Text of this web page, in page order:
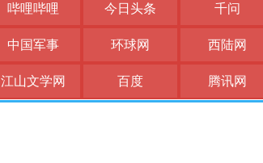
江山文学网 百度 腾讯网
中国军事 环球网 西陆网
哔哩哔哩 今日头条 千问